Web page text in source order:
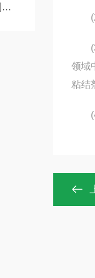
(2)
(3)
领域
粘结
(4)